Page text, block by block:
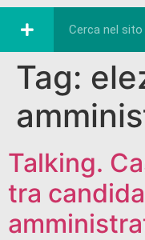
Tag:
Talking.
tra